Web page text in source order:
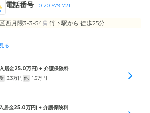
電話番号 0120-579-721
西月隈3-3-54 竹下駅から 徒歩25分
る
居金25.0万円) + 介護保険料
3.3万円 他 1.5万円
居金25.0万円) + 介護保険料